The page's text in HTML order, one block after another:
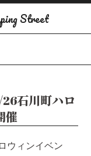
Street
石川町ハロ
催
ウィンイベン